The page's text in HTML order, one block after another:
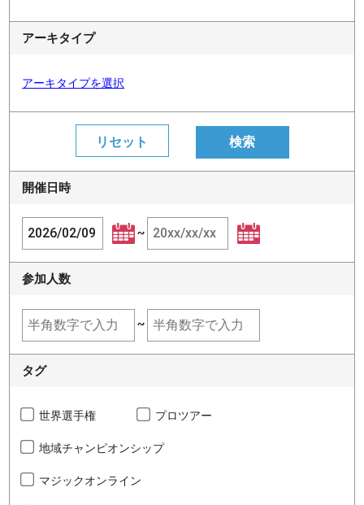
アーキタイプ
アーキタイプを選択
開催日時
~
参加人数
~
タグ
世界選手権 プロツアー
地域チャンピオンシップ
マジックオンライン